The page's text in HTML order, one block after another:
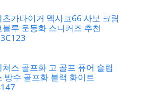
츠카타이거 멕시코66 사보 크림
블루 운동화 스니커즈 추천
쳐스 골프화 고 골프 퓨어 슬립
방수 골프화 블랙 화이트